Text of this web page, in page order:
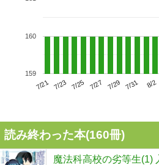
7/21 7/23 7/25 7/27 7/29 7/31 8/2
159
160
読み終わった本(160冊)
魔法科高校の劣等生(1)